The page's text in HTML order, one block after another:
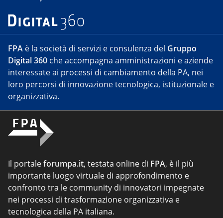
FPA è la società di servizi e consulenza del Gruppo
Digital 360 che accompagna amministrazioni e aziende
interessate ai processi di cambiamento della PA, nei
loro percorsi di innovazione tecnologica, istituzionale e
organizzativa.
Il portaleforumpa.it, testata online di FPA, è il più
importante luogo virtuale di approfondimento e
confronto tra le community di innovatori impegnate
nei processi di trasformazione organizzativa e
tecnologica della PA italiana.